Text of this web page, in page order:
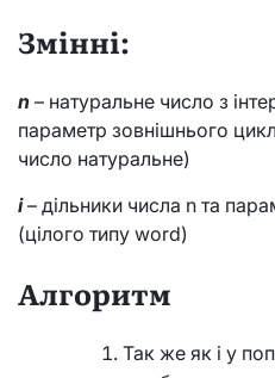
Змінні:
n – натуральне число з
параметр зовнішнього
число натуральне)
i – дільники числа n та
(цілого типу word)
Алгоритм
Так же як і у